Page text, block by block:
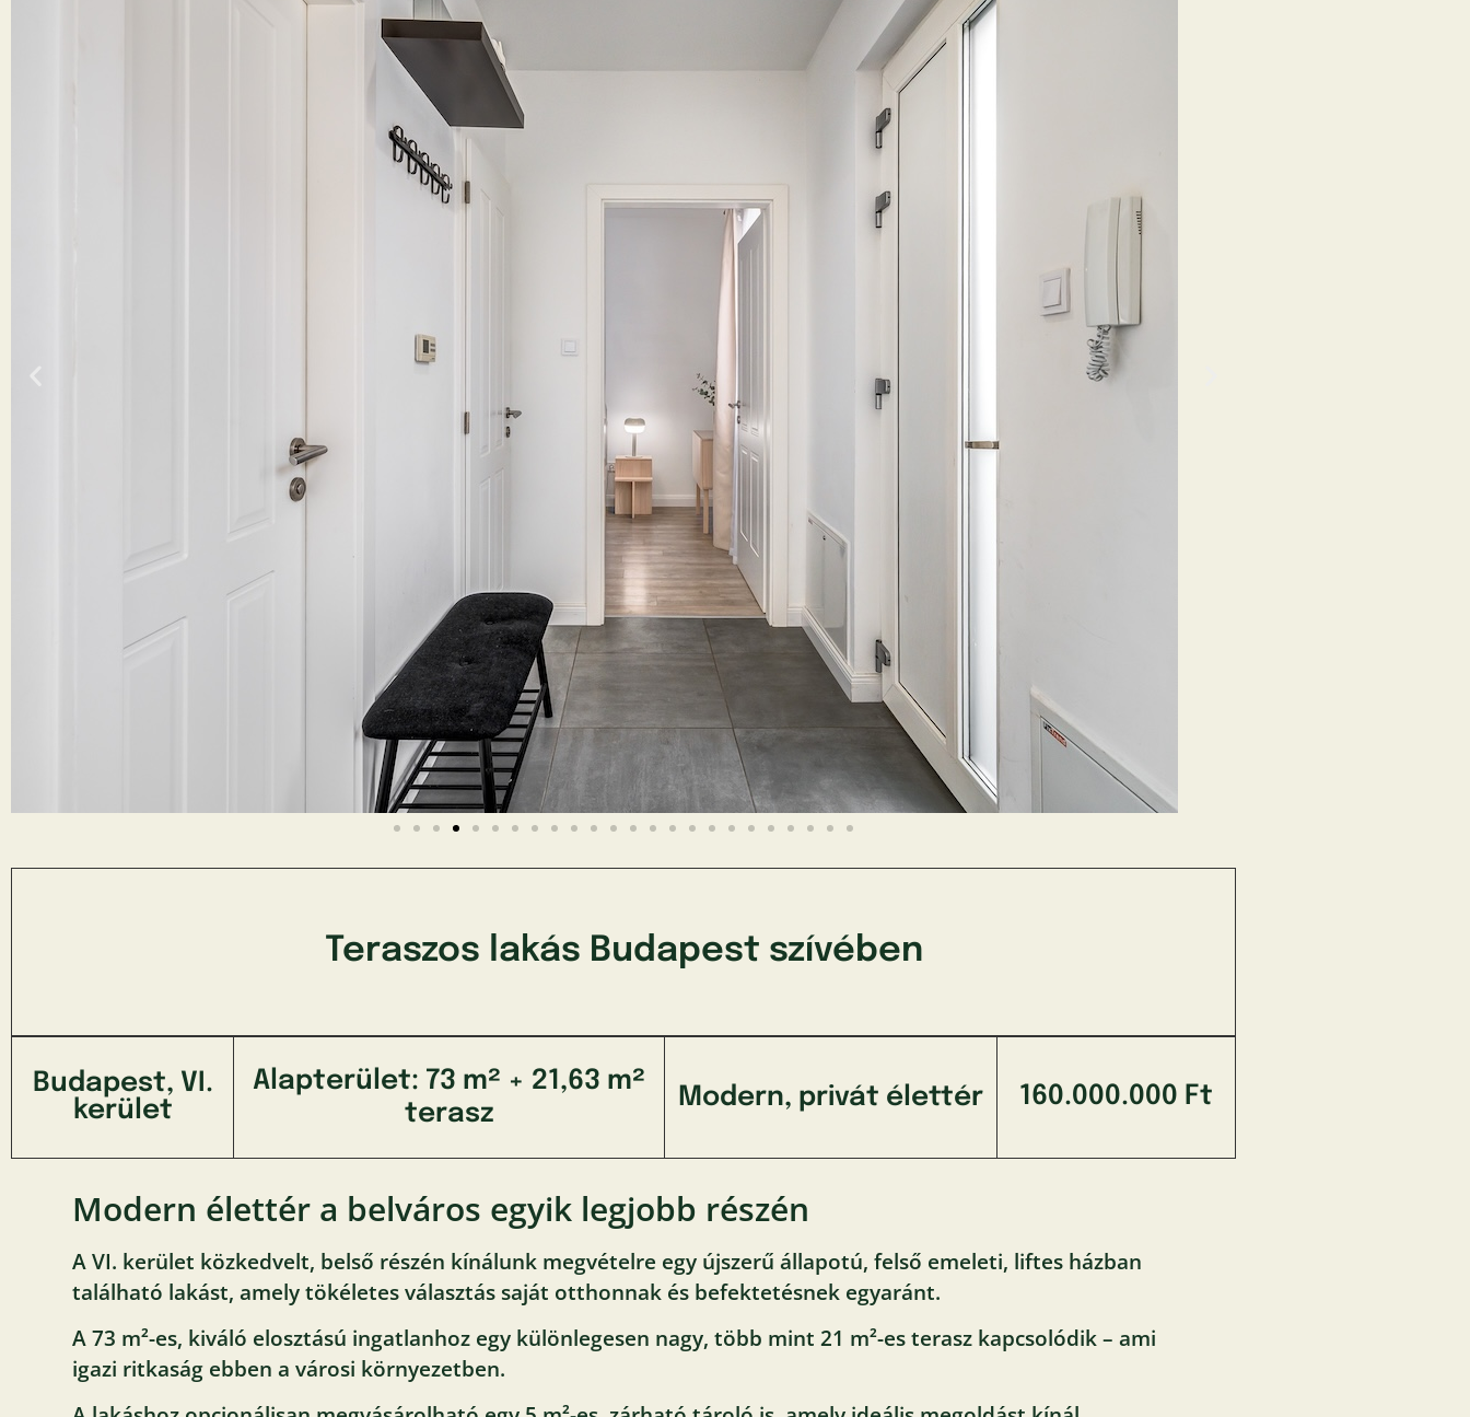
Teraszos lakás Budapest szívében
Budapest, VI.
kerület
Alapterület: 73 m² + 21,63 m²
terasz
Modern, privát élettér 160.000.000 Ft
Modern élettér a belváros egyik legjobb részén
A VI. kerület közkedvelt, belső részén kínálunk megvételre egy újszerű állapotú, felső emeleti, liftes házban
található lakást, amely tökéletes választás saját otthonnak és befektetésnek egyaránt.
A 73 m²-es, kiváló elosztású ingatlanhoz egy különlegesen nagy, több mint 21 m²-es terasz kapcsolódik – ami
igazi ritkaság ebben a városi környezetben.